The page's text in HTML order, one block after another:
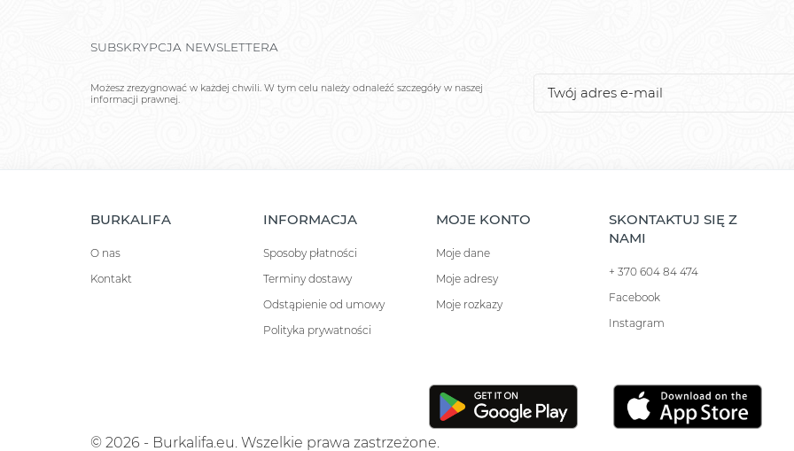
SUBSKRYPCJA NEWSLETTERA
Możesz zrezygnować w każdej chwili. W tym celu należy odnaleźć szczegóły w naszej
informacji prawnej.
BURKALIFA
O nas
Kontakt
INFORMACJA
Sposoby płatności
Terminy dostawy
Odstąpienie od umowy
Polityka prywatności
MOJE KONTO
Moje dane
Moje adresy
Moje rozkazy
SKONTAKTUJ SIĘ Z
NAMI
+ 370 604 84 474
Facebook
Instagram
© 2026 - Burkalifa.eu. Wszelkie prawa zastrzeżone.